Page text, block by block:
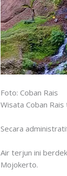
Foto: Coban Rais
Wisata Coban
Secara
Air terjun ini
Mojokerto.